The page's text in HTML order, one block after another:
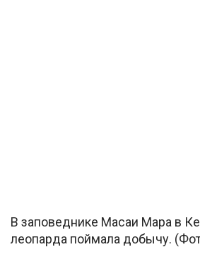
В заповеднике Масаи Мара в
леопарда поймала добычу.